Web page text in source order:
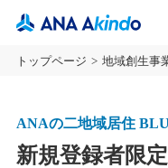
トップページ 地域創生事
ANAの二地域居住
新規登録者限